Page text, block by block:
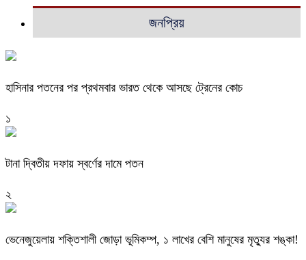
জনপ্রিয়
হাসিনার পতনের পর প্রথমবার ভারত থেকে আসছে ট্রেনের কোচ
১
টানা দ্বিতীয় দফায় স্বর্ণের দামে পতন
২
ভেনেজুয়েলায় শক্তিশালী জোড়া ভূমিকম্প, ১ লাখের বেশি মানুষের মৃত্যুর শঙ্কা!